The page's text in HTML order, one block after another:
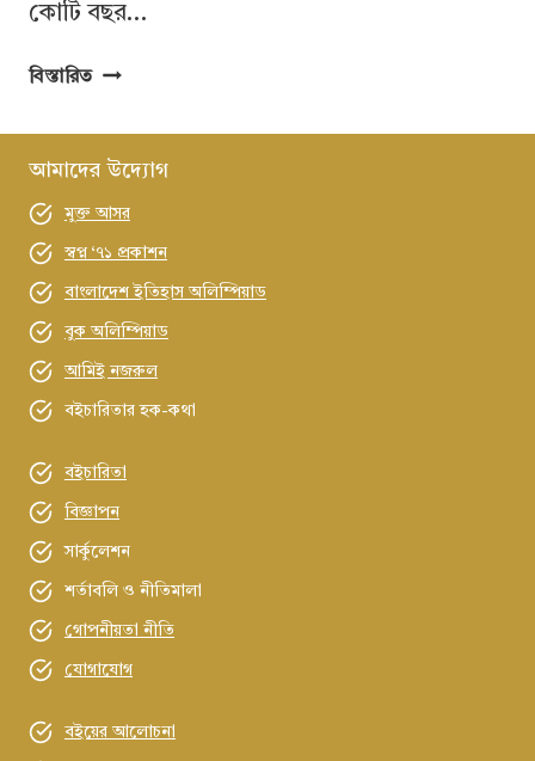
কোটি বছর…
বিস্তারিতজয়
:
সর্বব্যাপী
শাশ্বত
বোধের
আমাদের উদ্যোগ
মুক্ত আসর
স্বপ্ন ‘৭১ প্রকাশন
বাংলাদেশ ইতিহাস অলিম্পিয়াড
বুক অলিম্পিয়াড
আমিই নজরুল
বইচারিতার হক-কথা
বইচারিতা
বিজ্ঞাপন
সার্কুলেশন
শর্তাবলি ও নীতিমালা
গোপনীয়তা নীতি
যোগাযোগ
বইয়ের আলোচনা